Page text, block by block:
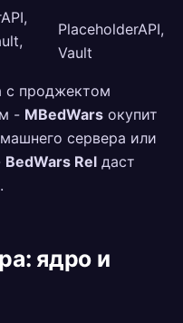
PlaceholderAPI,
Vault
с проджектом
- MBedWars окупит
сервера или
BedWars Rel даст
ядро и